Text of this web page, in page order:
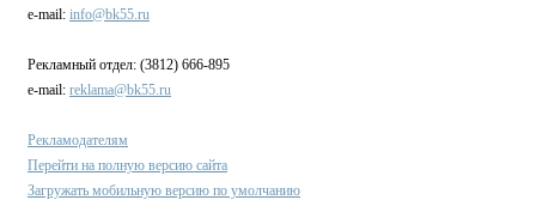
e-mail: info@bk55.ru
Рекламный отдел: (3812) 666-895
e-mail: reklama@bk55.ru
Рекламодателям
Перейти на полную версию сайта
Загружать мобильную версию по умолчанию